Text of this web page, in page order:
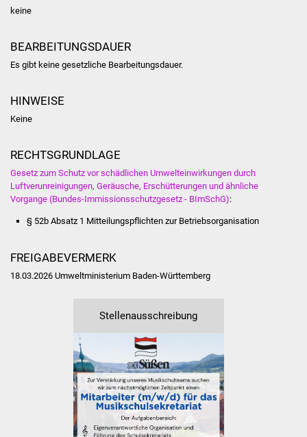
Bürgerhaus
Selbsteintrag Vereine
Sportanlagen
Tourismus
Erlebnisregion
Schwäbischer Albtrauf
keine
BEARBEITUNGSDAUER
Es gibt keine gesetzliche Bearbeitungsdauer.
HINWEISE
Keine
RECHTSGRUNDLAGE
Gesetz zum Schutz vor schädlichen Umwelteinwirkungen durch
Luftverunreinigungen, Geräusche, Erschütterungen und ähnliche
Vorgange (Bundes-Immissionsschutzgesetz - BImSchG):
§ 52b Absatz 1 Mitteilungspflichten zur Betriebsorganisation
FREIGABEVERMERK
18.03.2026 Umweltministerium Baden-Württemberg
Stellenausschreibung